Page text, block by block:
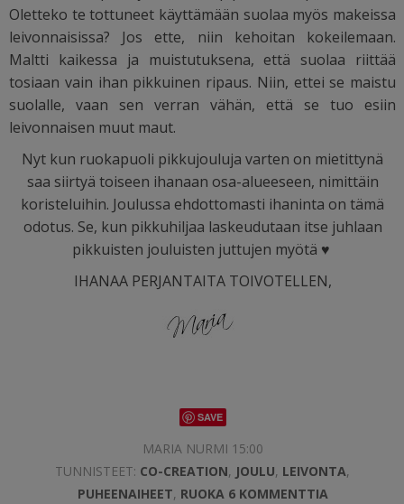
Oletteko te tottuneet käyttämään suolaa myös makeissa
leivonnaisissa? Jos ette, niin kehoitan kokeilemaan.
Maltti kaikessa ja muistutuksena, että suolaa riittää
tosiaan vain ihan pikkuinen ripaus. Niin, ettei se maistu
suolalle, vaan sen verran vähän, että se tuo esiin
leivonnaisen muut maut.
Nyt kun ruokapuoli pikkujouluja varten on mietittynä
saa siirtyä toiseen ihanaan osa-alueeseen, nimittäin
koristeluihin. Joulussa ehdottomasti ihaninta on tämä
odotus. Se, kun pikkuhiljaa laskeudutaan itse juhlaan
pikkuisten jouluisten juttujen myötä ♥
IHANAA PERJANTAITA TOIVOTELLEN,
SAVE
MARIA NURMI 15:00
TUNNISTEET: CO-CREATION, JOULU, LEIVONTA,
PUHEENAIHEET, RUOKA 6 KOMMENTTIA